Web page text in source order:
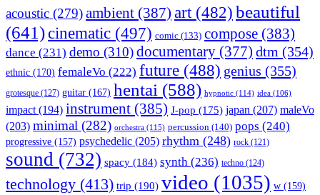
acoustic (279)ambient (387) art (482) beautiful
(641)cinematic (497) comic (133) compose (383)
dance (231) demo (310)documentary (377) dtm (354)
ethnic (170) femaleVo (222) future (488) genius (355)
grotesque (127) guitar (167) hentai (588) hypnotic (114) idea (106)
impact (194) instrument (385) J-pop (175) japan (207) maleVo
(203) minimal (282) orchestra (115) percussion (140) pops (240)
progressive (157) psychedelic (205) rhythm (248) rock (121)
sound (732) spacy (184) synth (236) techno (124)
technology (413) trip (190) video (1035) w (159)